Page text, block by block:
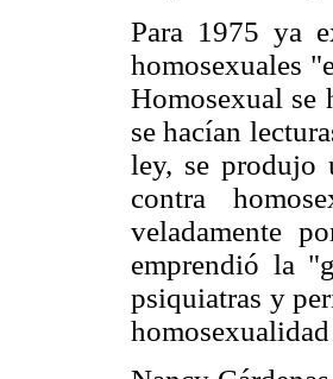
Para 1975 ya
homosexuales
Homosexual se
se hacían
ley, se produjo
contra
veladamente
emprendió la
psiquiatras y